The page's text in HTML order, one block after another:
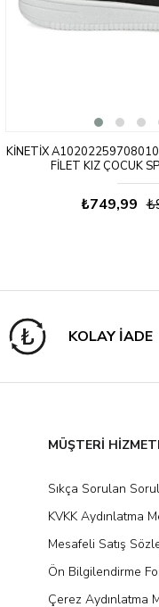
KINETIX A10202259708010
FILET KIZ ÇOCUK
₺749,99
KOLAY İADE
MÜŞTERİ
Sıkça Sorulan
KVKK Aydınlatma
Mesafeli Satış
Ön Bilgilendirme
Çerez Aydınlatma